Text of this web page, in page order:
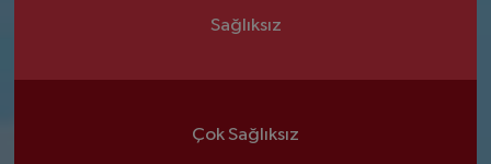
Sağlıksız
Çok Sağlıksız